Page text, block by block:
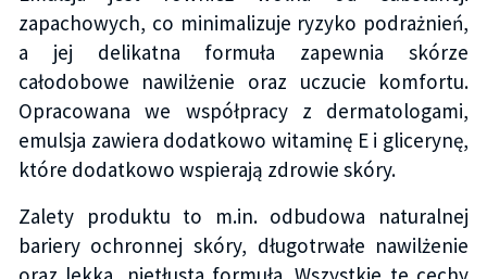
zapachowych, co minimalizuje ryzyko podrażnień,
a jej delikatna formuła zapewnia skórze
całodobowe nawilżenie oraz uczucie komfortu.
Opracowana we współpracy z dermatologami,
emulsja zawiera dodatkowo witaminę E i glicerynę,
które dodatkowo wspierają zdrowie skóry.
Zalety produktu to m.in. odbudowa naturalnej
bariery ochronnej skóry, długotrwałe nawilżenie